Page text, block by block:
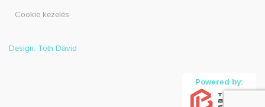
Cookie kezelés
Design: Tóth Dávid
Powered by: